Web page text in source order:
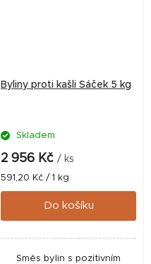
Byliny proti kašli Sáček 5 kg
Skladem
2 956 Kč / ks
Měrná
cena:
591,20 Kč / 1 kg
Do košíku
Směs bylin s pozitivním